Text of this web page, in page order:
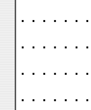
. . . . . .
. . . . . .
. . . . . .
. . . . . .